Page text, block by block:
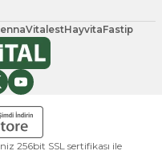
VitalestHayvitaFastip
256bit SSL sertifikası ile